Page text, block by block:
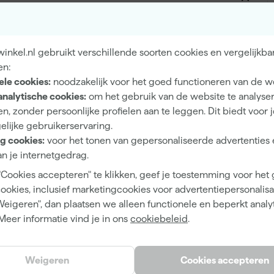
gebruikt verschillende soorten cookies en
cookies: noodzakelijk voor het goed functioneren van de
cookies: om het gebruik van de website te
zonder persoonlijke profielen aan te leggen. Dit biedt voor
gebruikerservaring.
cookies: voor het tonen van gepersonaliseerde advertenties
je internetgedrag.
accepteren" te klikken, geef je toestemming voor het
inclusief marketingcookies voor
dan plaatsen we alleen functionele en beperkt
informatie vind je in ons cookiebeleid.
Cookies accepteren
Weigeren
Hoogglans
Dekkend
Waterbasis (acryl)
Kwast, Viltroller
Strong White